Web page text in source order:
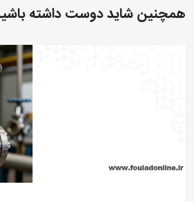
همچنین شاید دوست داشته